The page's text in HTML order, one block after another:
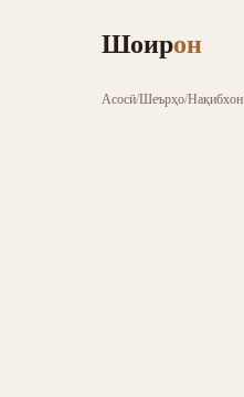
Шоирон
Асосӣ/Шеърҳо/